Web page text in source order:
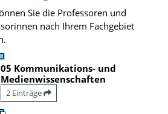
Sie die Professoren und
nach Ihrem Fachgebiet
05 Kommunikations- und
Medienwissenschaften
2 Einträge